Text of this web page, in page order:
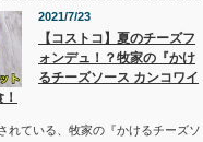
2021/7/23
【コストコ】夏のチーズフ
ォンデュ！？牧家の『かけ
るチーズソース カンコワイ
れている、牧家の『かけるチーズソ